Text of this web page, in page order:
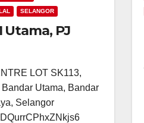
SELANGOR
Utama, PJ
LOT SK113,
Utama, Bandar
Selangor